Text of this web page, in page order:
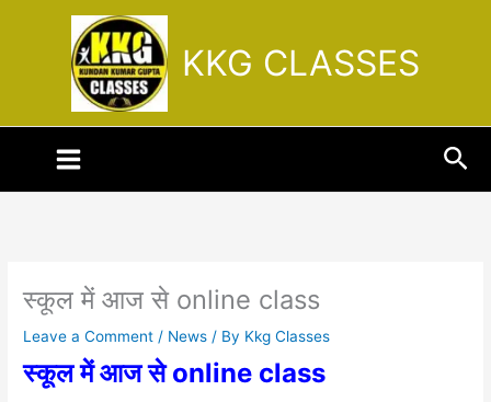
KKG CLASSES
स्कूल में आज से online class
Leave a Comment / News / By Kkg Classes
स्कूल में आज से online class